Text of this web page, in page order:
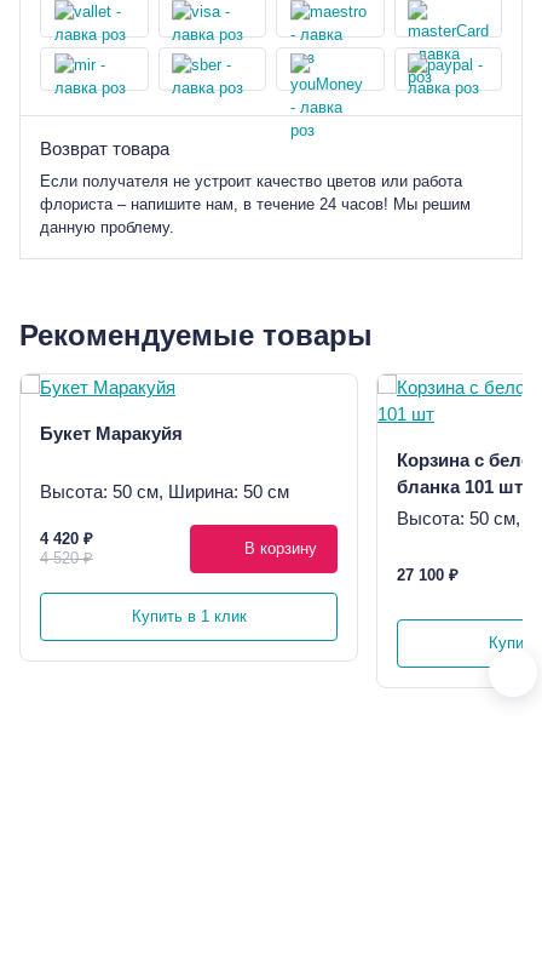
Возврат товара
Если получателя не устроит качество цветов или работа
флориста – напишите нам, в течение 24 часов! Мы решим
данную проблему.
Рекомендуемые товары
Букет Маракуйя
Высота: 50 см, Ширина: 50 см
4 420 ₽
4 520 ₽
В корзину
Купить в 1 клик
Корзина с
бланка 101 шт
Высота: 50 см,
27 100 ₽